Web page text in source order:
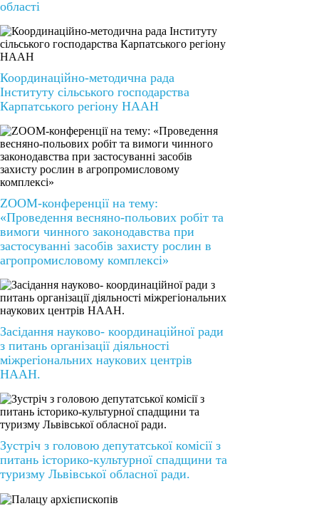
області
Координаційно-методична рада
Інституту сільського господарства
Карпатського регіону НААН
ZOOM-конференції на тему:
«Проведення весняно-польових робіт та
вимоги чинного законодавства при
застосуванні засобів захисту рослин в
агропромисловому комплексі»
Засідання науково- координаційної ради
з питань організації діяльності
міжрегіональних наукових центрів
НААН.
Зустріч з головою депутатської комісії з
питань історико-культурної спадщини та
туризму Львівської обласної ради.